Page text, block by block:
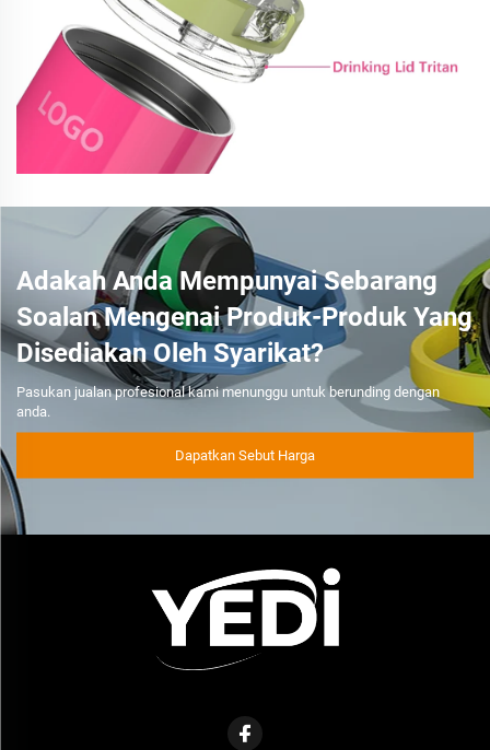
Adakah Anda Mempunyai Sebarang
Soalan Mengenai Produk-Produk Yang
Disediakan Oleh Syarikat?
Pasukan jualan profesional kami menunggu untuk berunding dengan
anda.
Dapatkan Sebut Harga